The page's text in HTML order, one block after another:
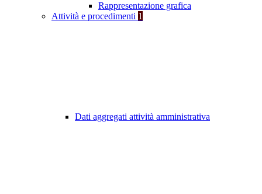
Rappresentazione grafica
Attività e procedimenti 1
Dati aggregati attività amministrativa